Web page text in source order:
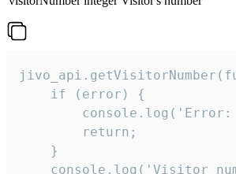
    if (error) {
console.log('Error:
        return;
    }
console.log('Visitor